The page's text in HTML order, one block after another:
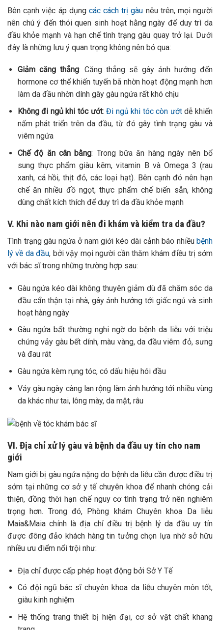
Bên cạnh việc áp dụng các cách trị gàu nêu trên, mọi người
nên chú ý đến thói quen sinh hoạt hằng ngày để duy trì da
đầu khỏe mạnh và hạn chế tình trạng gàu quay trở lại. Dưới
đây là những lưu ý quan trọng không nên bỏ qua:
Giảm căng thẳng: Căng thẳng sẽ gây ảnh hưởng đến
hormone cơ thể khiến tuyến bã nhờn hoạt động mạnh hơn
làm da đầu nhờn dính gây gàu ngứa rất khó chịu
Không đi ngủ khi tóc ướt:Đi ngủ khi tóc còn ướtdễ khiến
nấm phát triển trên da đầu, từ đó gây tình trạng gàu và
viêm ngứa
Chế độ ăn cân bằng: Trong bữa ăn hàng ngày nên bổ
sung thực phẩm giàu kẽm, vitamin B và Omega 3 (rau
xanh, cá hồi, thịt đỏ, các loại hạt). Bên cạnh đó nên hạn
chế ăn nhiều đồ ngọt, thực phẩm chế biến sẵn, không
dùng chất kích thích để duy trì da đầu khỏe mạnh
V. Khi nào nam giới nên đi khám và kiểm tra da đầu?
Tình trạng gàu ngứa ở nam giới kéo dài cảnh báo nhiều bệnh
lý về da đầu, bởi vậy mọi người cần thăm khám điều trị sớm
với bác sĩ trong những trường hợp sau:
Gàu ngứa kéo dài không thuyên giảm dù đã chăm sóc da
đầu cẩn thận tại nhà, gây ảnh hưởng tới giấc ngủ và sinh
hoạt hàng ngày
Gàu ngứa bất thường nghi ngờ do bệnh da liễu với triệu
chứng vảy gàu bết dính, màu vàng, da đầu viêm đỏ, sưng
và đau rát
Gàu ngứa kèm rụng tóc, có dấu hiệu hói đầu
Vảy gàu ngày càng lan rộng làm ảnh hưởng tới nhiều vùng
da khác như tai, lông mày, da mặt, râu
VI. Địa chỉ xử lý gàu và bệnh da đầu uy tín cho nam
giới
Nam giới bị gàu ngứa nặng do bệnh da liễu cần được điều trị
sớm tại những cơ sở y tế chuyên khoa để nhanh chóng cải
thiện, đồng thời hạn chế nguy cơ tình trạng trở nên nghiêm
trọng hơn. Trong đó, Phòng khám Chuyên khoa Da liễu
Maia&Maia chính là địa chỉ điều trị bệnh lý da đầu uy tín
được đông đảo khách hàng tin tưởng chọn lựa nhờ sở hữu
nhiều ưu điểm nổi trội như:
Địa chỉ được cấp phép hoạt động bởi Sở Y Tế
Có đội ngũ bác sĩ chuyên khoa da liễu chuyên môn tốt,
giàu kinh nghiệm
Hệ thống trang thiết bị hiện đại, cơ sở vật chất khang